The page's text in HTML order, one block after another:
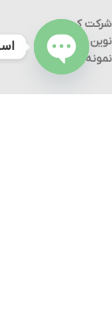
شرکت کیمیا
نوین مواد
نمونه